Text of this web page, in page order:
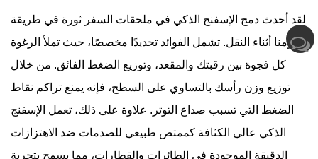
لقد أحدث دمج الإسفنج الذكي في ملحقات السفر ثورة في طريقة
نومنا أثناء النقل. تشمل الفوائد تحديدًا مخصصًا، حيث تملأ الرغوة
كل فجوة بين رقبتك والمقعد، وتوزيع الضغط الفائق. من خلال
توزيع وزن رأسك بالتساوي على السطح، فإنه يمنع تراكم نقاط
الضغط التي تسبب صداع التوتر. علاوة على ذلك، تعمل الإسفنج
الذكي عالي الكثافة كممتص طبيعي للصدمات ضد الاهتزازات
الدقيقة الموجودة في الطائرات والقطارات، مما يسمح بتجربة